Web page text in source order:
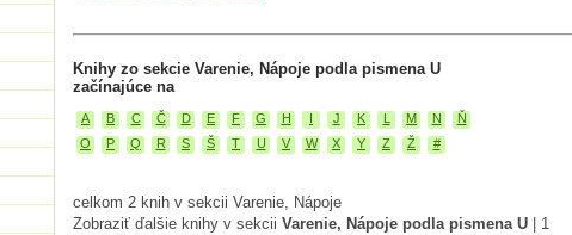
Knihy zo sekcie Varenie, Nápoje podla pismena U
začínajúce na
A B C Č D E F G H J K M N
Ň
O
P Q R S Š T U V W X Y Z Ž #
celkom 2 knih v sekcii Varenie, Nápoje
Zobraziť ďalšie knihy v sekcii Varenie, Nápoje podla pismena U 1